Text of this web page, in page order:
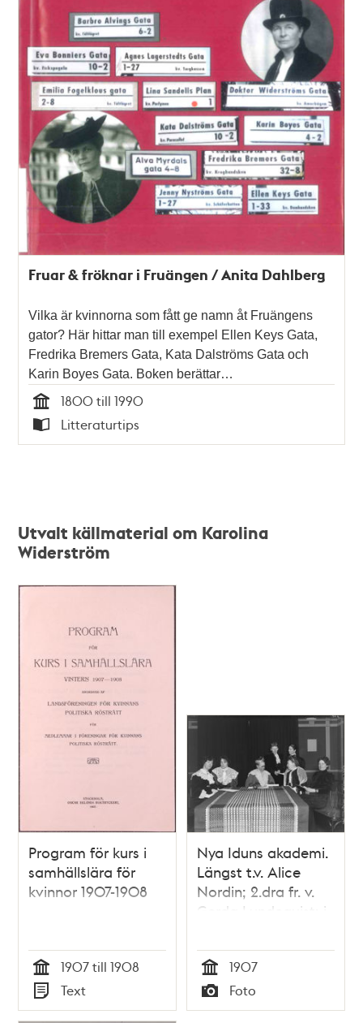
Fruar & fröknar i Fruängen / Anita Dahlberg
Vilka är kvinnorna som fått ge namn åt Fruängens
gator? Här hittar man till exempel Ellen Keys Gata,
Fredrika Bremers Gata, Kata Dalströms Gata och
Karin Boyes Gata. Boken berättar…
Tid
1800 till 1990
Typ
Litteraturtips
Utvalt källmaterial om Karolina
Widerström
Program för kurs i
samhällslära för
kvinnor 1907-1908
Tid
1907 till 1908
Typ
Text
Nya Iduns akademi.
Längst t.v. Alice
Nordin; 2.dra fr. v.
Gerda Lundequist; i
Montelius; stående
t.h. Karolina
Widerström
Tid
1907
Typ
Foto